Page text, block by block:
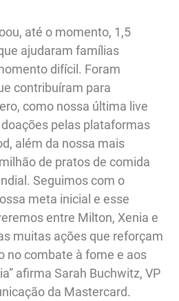
até o momento, 1,5
ajudaram famílias
difícil. Foram
contribuíram para
como nossa última live
pelas plataformas
além da nossa mais
de pratos de comida
Seguimos com o
meta inicial e esse
entre Milton, Xenia e
muitas ações que reforçam
no combate à fome e aos
afirma Sarah Buchwitz, VP
da Mastercard.